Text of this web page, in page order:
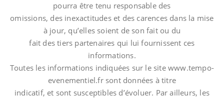
pourra être tenu responsable des
omissions, des inexactitudes et des carences dans la mise
à jour, qu’elles soient de son fait ou du
fait des tiers partenaires qui lui fournissent ces
informations.
Toutes les informations indiquées sur le site www.tempo-
evenementiel.fr sont données à titre
indicatif, et sont susceptibles d’évoluer. Par ailleurs, les